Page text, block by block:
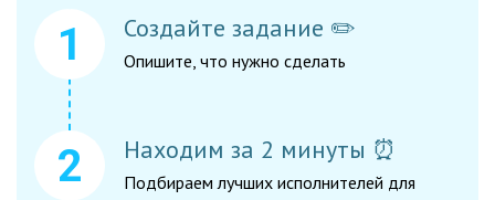
Создайте задание ✏️
Опишите, что нужно сделать
Находим за 2 минуты ⏰
Подбираем лучших исполнителей для